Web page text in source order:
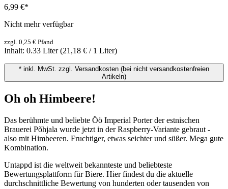
6,99 €*
Nicht mehr verfügbar
zzgl. 0,25 € Pfand
Inhalt: 0.33 Liter(21,18 € / 1 Liter)
* inkl. MwSt. zzgl. Versandkosten (bei nicht versandkostenfreien
Artikeln)
Oh oh Himbeere!
Das berühmte und beliebte Öö Imperial Porter der estnischen
Brauerei Põhjala wurde jetzt in der Raspberry-Variante gebraut -
also mit Himbeeren. Fruchtiger, etwas seichter und süßer. Mega gute
Kombination.
Untappd ist die weltweit bekannteste und beliebteste
Bewertungsplattform für Biere. Hier findest du die aktuelle
durchschnittliche Bewertung von hunderten oder tausenden von